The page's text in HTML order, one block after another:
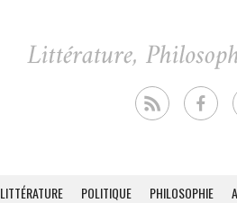
LITTÉRATURE POLITIQUE PHILOSOPHIE